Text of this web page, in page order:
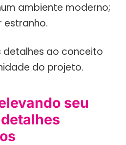
ambiente moderno;
estranho.
detalhes ao conceito
do projeto.
seu